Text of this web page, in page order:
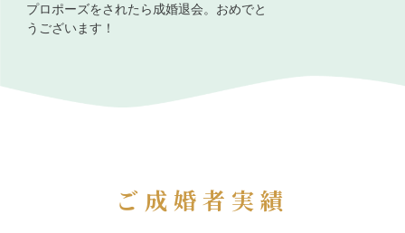
プロポーズをされたら成婚退会。おめでと
うございます！
ご成婚者実績